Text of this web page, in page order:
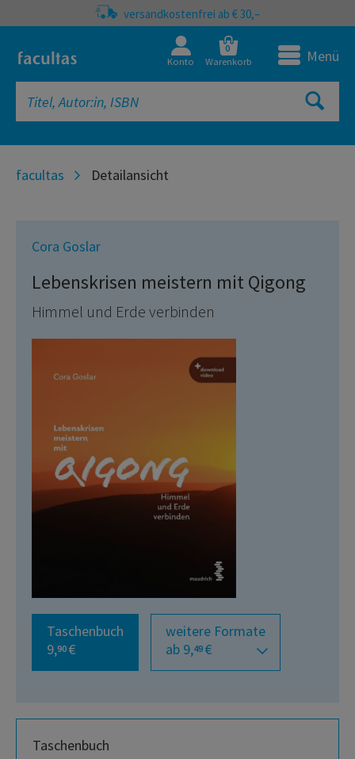
versandkostenfrei ab € 30,–
Konto
0
Warenkorb Menü
facultas Detailansicht
Cora Goslar
Lebenskrisen meistern mit Qigong
Himmel und Erde verbinden
Taschenbuch
9,90 €
weitere Formate
ab 9,49 €
Taschenbuch